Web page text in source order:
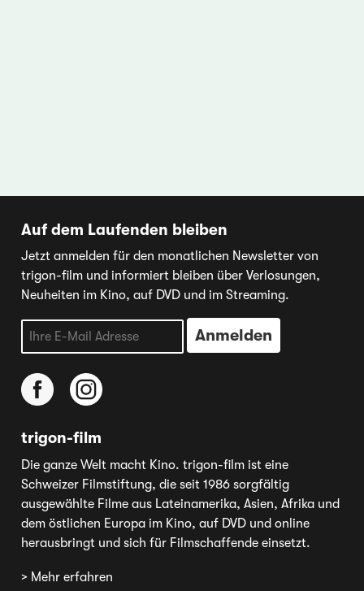
Auf dem Laufenden bleiben
Jetzt anmelden für den monatlichen Newsletter von
trigon-film und informiert bleiben über Verlosungen,
Neuheiten im Kino, auf DVD und im Streaming.
trigon-film
Die ganze Welt macht Kino. trigon-film ist eine
Schweizer Filmstiftung, die seit 1986 sorgfältig
ausgewählte Filme aus Lateinamerika, Asien, Afrika und
dem östlichen Europa im Kino, auf DVD und online
herausbringt und sich für Filmschaffende einsetzt.
> Mehr erfahren